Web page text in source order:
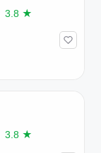
3.8 ★
3.8 ★